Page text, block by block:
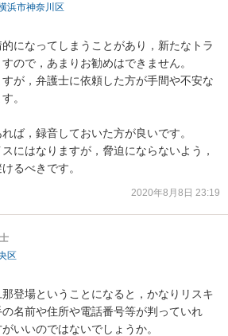
浜市神奈川区
になってしまうことがあり，新たなトラ
ので，あまりお勧めはできません。
が，弁護士に依頼した方が手間や不安な
。
ば，録音しておいた方が良いです。
にはなりますが，脅迫にならないよう，
るべきです。
2020年8月8日 23:19
区
登場ということになると，かなりリスキ
名前や住所や電話番号等が判っていれ
いいのではないでしょうか。